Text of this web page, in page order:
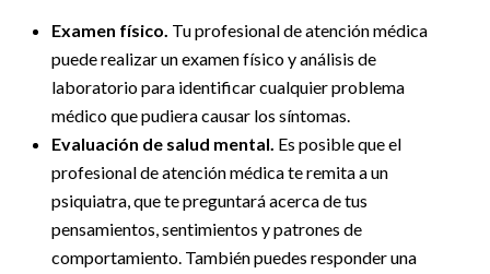
Examen físico. Tu profesional de atención médica
puede realizar un examen físico y análisis de
laboratorio para identificar cualquier problema
médico que pudiera causar los síntomas.
Evaluación de salud mental. Es posible que el
profesional de atención médica te remita a un
psiquiatra, que te preguntará acerca de tus
pensamientos, sentimientos y patrones de
comportamiento. También puedes responder una